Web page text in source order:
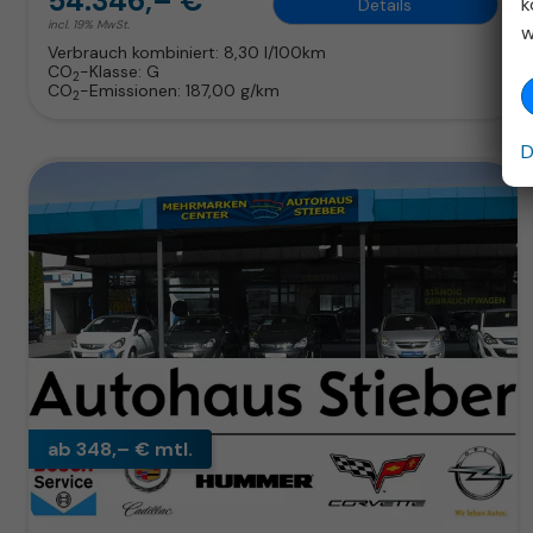
incl. 19% MwSt.
Details
Verbrauch kombiniert: 8,30 l/100km
CO2-Klasse: G
CO2-Emissionen: 187,00 g/km
ab 348,– € mtl.